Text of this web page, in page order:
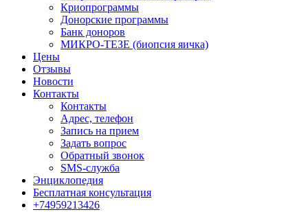
Криопрограммы
Донорские программы
Банк доноров
МИКРО-ТЕЗЕ (биопсия яичка)
Цены
Отзывы
Новости
Контакты
Контакты
Адрес, телефон
Запись на прием
Задать вопрос
Обратный звонок
SMS-служба
Энциклопедия
Бесплатная консультация
+74959213426